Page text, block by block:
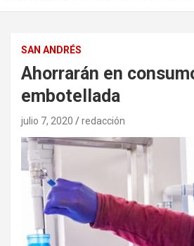
SAN ANDRÉS
Ahorrarán en
embotellada
julio 7, 2020 redacción